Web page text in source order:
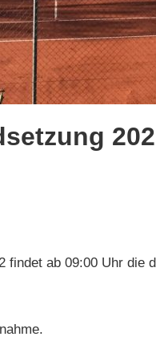
findet ab 09:00 Uhr die